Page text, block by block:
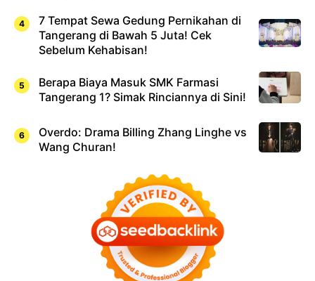
7 Tempat Sewa Gedung Pernikahan di
Tangerang di Bawah 5 Juta! Cek
Sebelum Kehabisan!
Berapa Biaya Masuk SMK Farmasi
Tangerang 1? Simak Rinciannya di Sini!
Overdo: Drama Billing Zhang Linghe vs
Wang Churan!